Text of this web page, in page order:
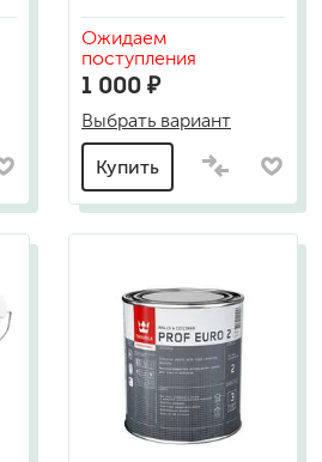
Ожидаем
поступления
1 000 ₽
Выбрать вариант
Купить